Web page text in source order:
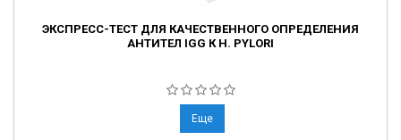
ЭКСПРЕСС-ТЕСТ ДЛЯ КАЧЕСТВЕННОГО ОПРЕДЕЛЕНИЯ
АНТИТЕЛ IGG К Н. PYLORI
Еще